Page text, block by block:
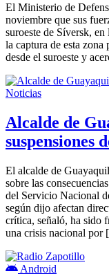
El Ministerio de
noviembre que sus
suroeste de Síversk,
la captura de esta zona
desde el suroeste y
Noticias
Alcalde de
suspensiones
El alcalde de
sobre las
del Servicio Nacional
según dijo afectan
crítica, señaló, ha sido
una crisis nacional
Android